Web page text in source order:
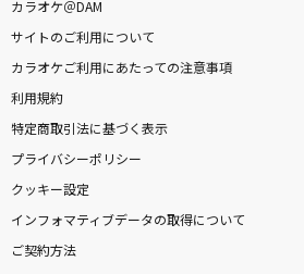
愛にできることはまだあるかい
RADWIMPS
アンコール
YOASOBI
残酷な天使のテーゼ
カラオケ＠DAM
サイトのご利用について
カラオケご利用にあたっての注意事項
利用規約
特定商取引法に基づく表示
プライバシーポリシー
クッキー設定
インフォマティブデータの取得について
ご契約方法